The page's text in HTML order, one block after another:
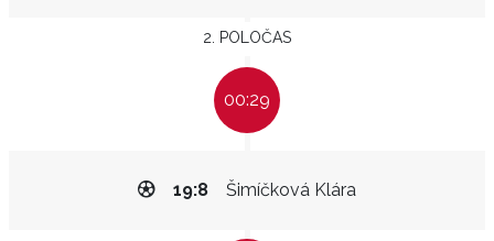
2. POLOČAS
00:29
Šimíčková Klára
19:8